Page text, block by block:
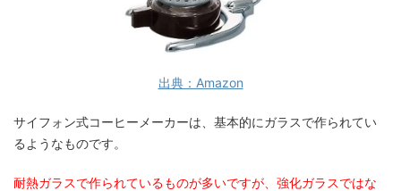
出典：Amazon
サイフォン式コーヒーメーカーは、基本的にガラスで作られてい
るようなものです。
耐熱ガラスで作られているものが多いですが、強化ガラスではな